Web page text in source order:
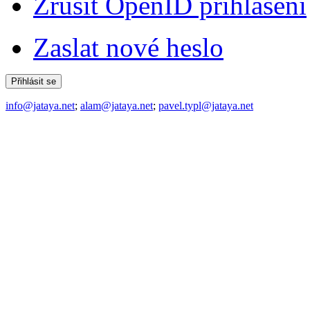
Zaslat nové heslo
info@jataya.net; alam@jataya.net; pavel.typl@jataya.net